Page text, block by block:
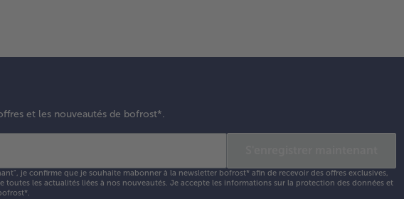
et les nouveautés de bofrost*.
je confirme que je souhaite mabonner à la newsletter bofrost* afin de recevoir des offres exclusives,
toutes les actualités liées à nos nouveautés. Je accepte les informations sur la protection des données et
.